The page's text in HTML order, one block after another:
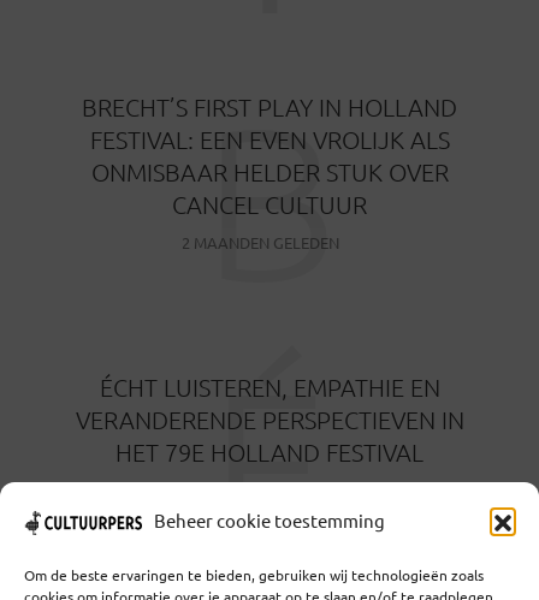
Beheer cookie toestemming
Om de beste ervaringen te bieden, gebruiken wij technologieën zoals
BRECHT’S FIRST PLAY IN HOLLAND
FESTIVAL: EEN EVEN VROLIJK ALS
ONMISBAAR HELDER STUK OVER
CANCEL CULTUUR
2 MAANDEN GELEDEN
B
ÉCHT LUISTEREN, EMPATHIE EN
VERANDERENDE PERSPECTIEVEN IN
HET 79E HOLLAND FESTIVAL
É